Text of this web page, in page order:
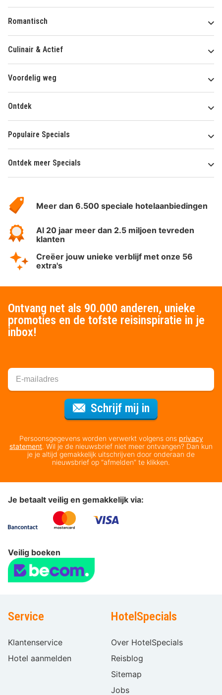
Romantisch
Culinair & Actief
Voordelig weg
Ontdek
Populaire Specials
Ontdek meer Specials
HotelSpecials
Meer dan 6.500 speciale hotelaanbiedingen
Al 20 jaar meer dan 2.5 miljoen tevreden
klanten
Creëer jouw unieke verblijf met onze 56
extra's
Ontvang net als 90.000 anderen, unieke
promoties en de tofste reisinspiratie in je
inbox!
Schrijf mij in
Persoonsgegevens worden verwerkt volgens ons privacy
statement. Wil je de nieuwsbrief niet meer ontvangen? Dan kun
je je altijd gemakkelijk uitschrijven door onderaan de
nieuwsbrief op “afmelden” te klikken.
Je betaalt veilig en gemakkelijk via:
Veilig boeken
Service
Klantenservice
Hotel aanmelden
HotelSpecials
Over HotelSpecials
Reisblog
Sitemap
Jobs